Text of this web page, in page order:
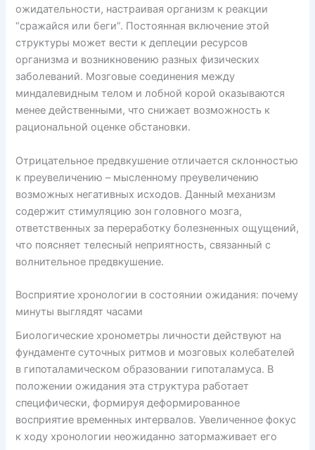
ожидательности, настраивая организм к реакции
“сражайся или беги”. Постоянная включение этой
структуры может вести к деплеции ресурсов
организма и возникновению разных физических
заболеваний. Мозговые соединения между
миндалевидным телом и лобной корой оказываются
менее действенными, что снижает возможность к
рациональной оценке обстановки.
Отрицательное предвкушение отличается склонностью
к преувеличению – мысленному преувеличению
возможных негативных исходов. Данный механизм
содержит стимуляцию зон головного мозга,
ответственных за переработку болезненных ощущений,
что поясняет телесный неприятность, связанный с
волнительное предвкушение.
Восприятие хронологии в состоянии ожидания: почему
минуты выглядят часами
Биологические хронометры личности действуют на
фундаменте суточных ритмов и мозговых колебателей
в гипоталамическом образовании гипоталамуса. В
положении ожидания эта структура работает
специфически, формируя деформированное
восприятие временных интервалов. Увеличенное фокус
к ходу хронологии неожиданно затормаживает его